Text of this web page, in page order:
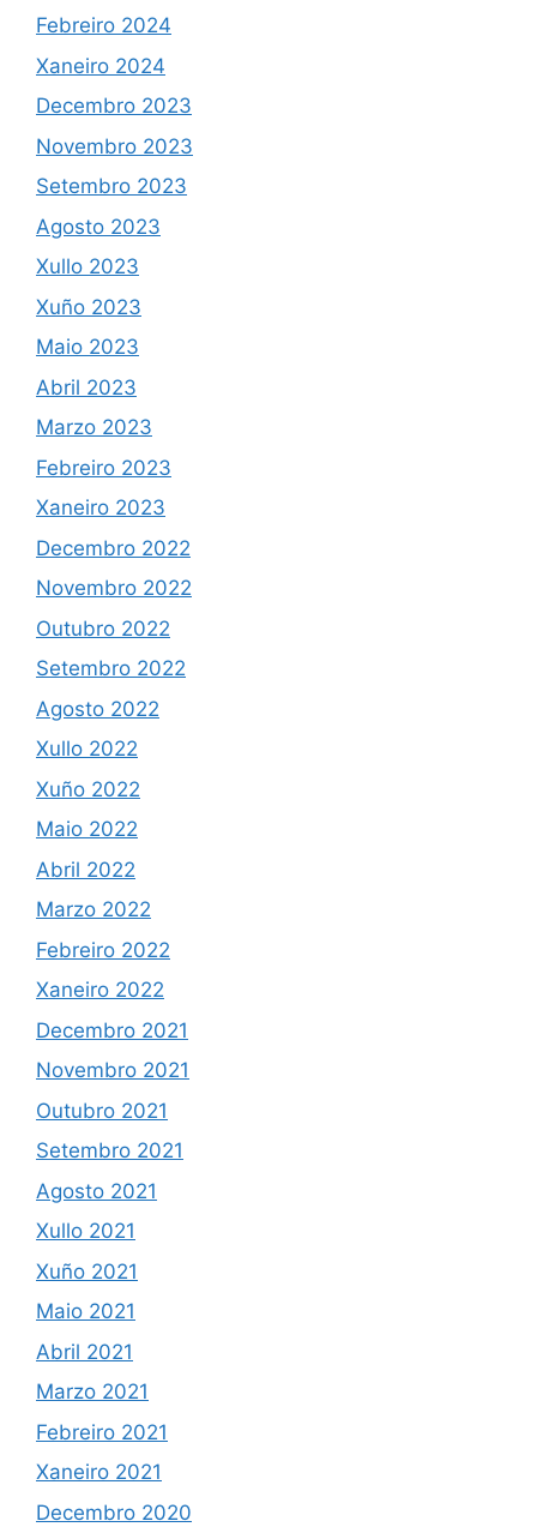
Febreiro 2024
Xaneiro 2024
Decembro 2023
Novembro 2023
Setembro 2023
Agosto 2023
Xullo 2023
Xuño 2023
Maio 2023
Abril 2023
Marzo 2023
Febreiro 2023
Xaneiro 2023
Decembro 2022
Novembro 2022
Outubro 2022
Setembro 2022
Agosto 2022
Xullo 2022
Xuño 2022
Maio 2022
Abril 2022
Marzo 2022
Febreiro 2022
Xaneiro 2022
Decembro 2021
Novembro 2021
Outubro 2021
Setembro 2021
Agosto 2021
Xullo 2021
Xuño 2021
Maio 2021
Abril 2021
Marzo 2021
Febreiro 2021
Xaneiro 2021
Decembro 2020